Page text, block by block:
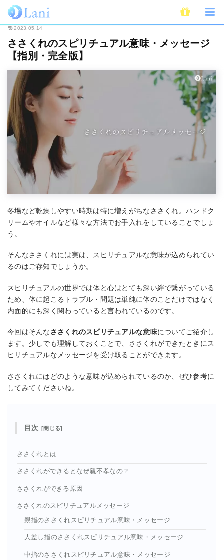
ホーム スピリチュアル ささくれのスピリチュアル意味・メッセージ【指
2023.05.14
ささくれのスピリチュアル意味・メッセージ
【指別・完全版】
冬場など乾燥しやすい時期は特に増えがちなささくれ。ハンドク
リームやオイルなど様々な方法でお手入れをしていることでしょ
う。
そんなささくれには実は、スピリチュアルな意味が込められてい
るのはご存知でしょうか。
スピリチュアルの世界では体と心はとても深い絆で繋がっている
ため、体に起こるトラブル・問題は単純に体のことだけではなく
内面的にも深く関わっていると言われているのです。
今回はそんなささくれのスピリチュアルな意味についてご紹介し
ます。少しでも理解しておくことで、ささくれができたときにス
ピリチュアルなメッセージを受け取ることができます。
ささくれにはどのような意味が込められているのか、ぜひ参考に
してみてくださいね。
目次
ささくれとは
ささくれができるとなぜ親不孝なの？
ささくれができる原因
ささくれのスピリチュアルメッセージ
親指のささくれスピリチュアル意味・メッセージ
人差し指のささくれスピリチュアル意味・メッセージ
中指のささくれスピリチュアル意味・メッセージ